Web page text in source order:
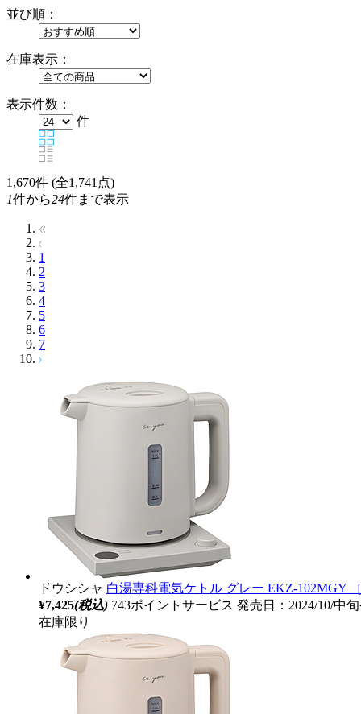
並び順：
在庫表示：
表示件数：
件
1,670件 (全1,741点)
1件から24件まで表示
1
2
3
4
5
6
7
ドウシシャ 白湯専科電気ケトル グレー EKZ-102MGY ［
¥7,425(税込) 743ポイントサービス 発売日：2024/10/中
在庫限り